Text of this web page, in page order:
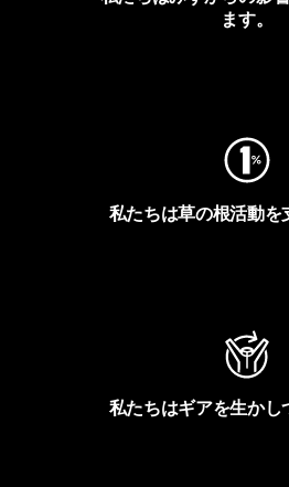
ます。
私たちは草の根活動を
私たちはギアを生かし